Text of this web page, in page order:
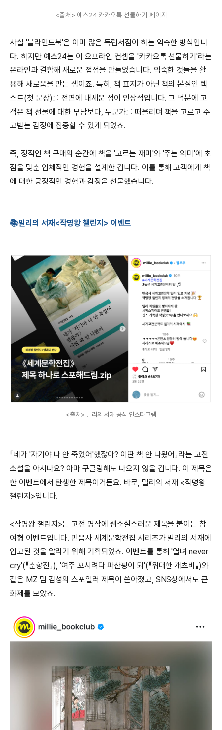
<출처> 예스24 카카오톡 선물하기 페이지
사실 '블라인드북'은 이미 많은 독립서점이 하는 익숙한 방식입니
다. 하지만 예스24는 이 오프라인 컨셉을 '카카오톡 선물하기'라는
온라인과 결합해 새로운 접점을 만들었습니다. 익숙한 것들을 활
용해 새로움을 만든 셈이죠. 특히, 책 표지가 아닌 책의 본질인 텍
스트(첫 문장)를 전면에 내세운 점이 인상적입니다. 그 덕분에 고
객은 책 선물에 대한 부담보다, 누군가를 떠올리며 책을 고르고 주
고받는 감정에 집중할 수 있게 되었죠.
즉, 정적인 책 구매의 순간에 책을 '고르는 재미'와 '주는 의미'에 초
점을 맞춘 입체적인 경험을 설계한 겁니다. 이를 통해 고객에게 책
에 대한 긍정적인 경험과 감정을 선물했습니다.
📚밀리의 서재 <작명왕 챌린지> 이벤트
<출처> 밀리의 서재 공식 인스타그램
『네가 '자기야 나 안 죽었어'했잖아? 이딴 책 안 나왔어 』라는 고전
소설을 아시나요? 아마 구글링해도 나오지 않을 겁니다. 이 제목은
한 이벤트에서 탄생한 제목이거든요. 바로, 밀리의 서재 <작명왕
챌린지>입니다.
<작명왕 챌린지>는 고전 명작에 웹소설스러운 제목을 붙이는 참
여형 이벤트입니다. 민음사 세계문학전집 시리즈가 밀리의 서재에
입고된 것을 알리기 위해 기획되었죠. 이벤트를 통해 '열녀 never
cry'(『춘향전 』), '여주 꼬시려다 파산핑이 되'(『위대한 개츠비 』)와
같은 MZ 밈 감성의 스포일러 제목이 쏟아졌고, SNS상에서도 큰
화제를 모았죠.